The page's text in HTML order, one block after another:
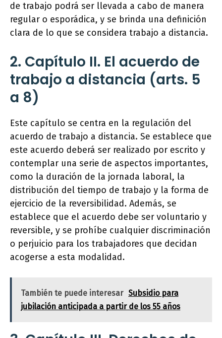
de trabajo podrá ser llevada a cabo de manera
regular o esporádica, y se brinda una definición
clara de lo que se considera trabajo a distancia.
2. Capítulo II. El acuerdo de
trabajo a distancia (arts. 5
a 8)
Este capítulo se centra en la regulación del
acuerdo de trabajo a distancia. Se establece que
este acuerdo deberá ser realizado por escrito y
contemplar una serie de aspectos importantes,
como la duración de la jornada laboral, la
distribución del tiempo de trabajo y la forma de
ejercicio de la reversibilidad. Además, se
establece que el acuerdo debe ser voluntario y
reversible, y se prohíbe cualquier discriminación
o perjuicio para los trabajadores que decidan
acogerse a esta modalidad.
También te puede interesar Subsidio para
jubilación anticipada a partir de los 55 años